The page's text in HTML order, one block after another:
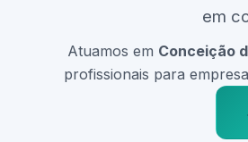
em
Atuamos em Conceição
profissionais para